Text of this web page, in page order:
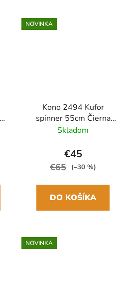
NOVINKA
Kono 2494 Kufor
spinner 55cm Čierna
ABS/Polykarbonát
Skladom
€45
€65 (–30 %)
DO KOŠÍKA
NOVINKA